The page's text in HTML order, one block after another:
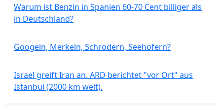
Warum ist Benzin in Spanien 60-70 Cent billiger als
in Deutschland?
Googeln, Merkeln, Schrödern, Seehofern?
Israel greift Iran an. ARD berichtet "vor Ort" aus
Istanbul (2000 km weit).